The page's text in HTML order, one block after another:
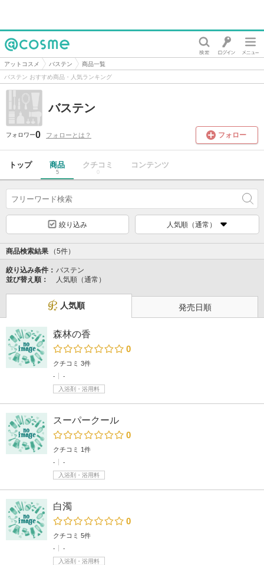
@cosme
アットコスメ バステン
商品一覧
バステン おすすめ商品・人気ランキング
バステン
フォロワー0 フォローとは？ フォロー
トップ 商品
5
クチコミ
0
コンテンツ
絞り込み 人気順（通常）
商品検索結果 （5件）
絞り込み条件： バステン
並び替え順：
人気順（通常）
人気順 発売日順
森林の香
0
クチコミ 3件
-
-
入浴剤・浴用料
スーパークール
0
クチコミ 1件
-
-
入浴剤・浴用料
白濁
0
クチコミ 5件
-
-
入浴剤・浴用料